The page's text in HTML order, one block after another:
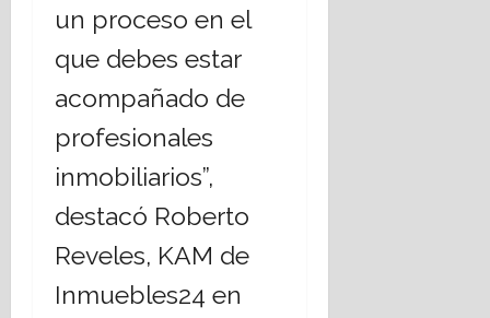
un proceso en el
que debes estar
acompañado de
profesionales
inmobiliarios”,
destacó Roberto
Reveles, KAM de
Inmuebles24 en